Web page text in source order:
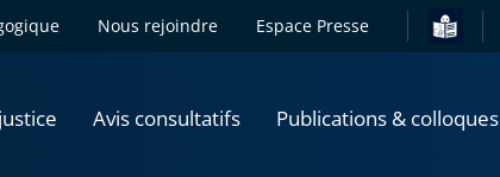
Nous rejoindre Espace Presse
Avis consultatifs Publications & colloques